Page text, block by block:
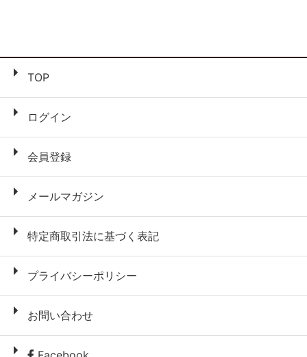
TOP
ログイン
会員登録
メールマガジン
特定商取引法に基づく表記
プライバシーポリシー
お問い合わせ